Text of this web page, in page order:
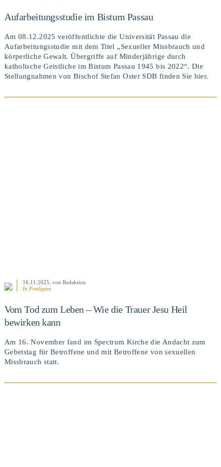
Aufarbeitungsstudie im Bistum Passau
Am 08.12.2025 veröffentlichte die Universität Passau die
Aufarbeitungsstudie mit dem Titel „Sexueller Missbrauch und
körperliche Gewalt. Übergriffe auf Minderjährige durch
katholische Geistliche im Bistum Passau 1945 bis 2022“. Die
Stellungnahmen von Bischof Stefan Oster SDB finden Sie hier.
16.11.2025, von Redaktion
In Predigten
Vom Tod zum Leben – Wie die Trauer Jesu Heil
bewirken kann
Am 16. November fand im Spectrum Kirche die Andacht zum
Gebetstag für Betroffene und mit Betroffene von sexuellen
Missbrauch statt.